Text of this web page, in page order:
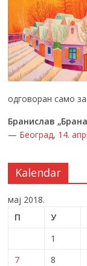
одговоран само
Бранислав
— Београд, 14.
Kalendar
мај 2018.
П
У
1
7
8